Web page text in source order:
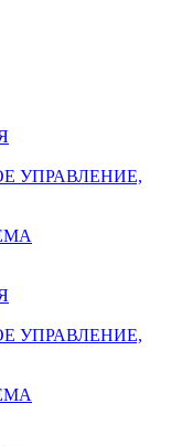
УПРАВЛЕНИЕ,
УПРАВЛЕНИЕ,